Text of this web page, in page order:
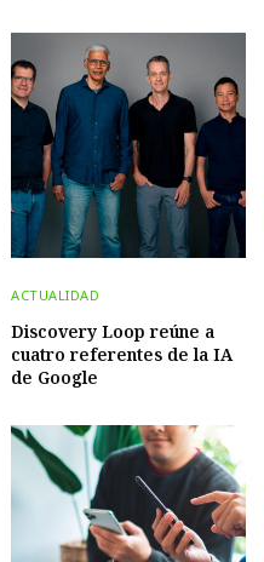
ACTUALIDAD
Discovery Loop reúne a
cuatro referentes de la IA
de Google